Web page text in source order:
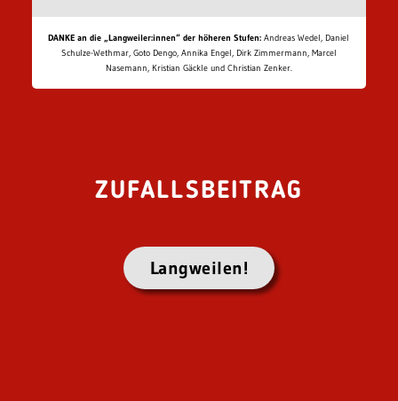
DANKE an die „Langweiler:innen“ der höheren Stufen: Andreas Wedel, Daniel
Schulze-Wethmar, Goto Dengo, Annika Engel, Dirk Zimmermann, Marcel
Nasemann, Kristian Gäckle und Christian Zenker.
ZUFALLSBEITRAG
Langweilen!